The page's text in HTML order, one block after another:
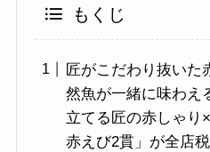
もくじ
匠がこだわり抜いた
然魚が一緒に味わえ
立てる匠の赤しゃり
赤えび2貫」が全店